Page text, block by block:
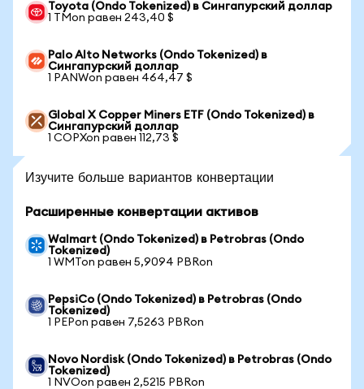
Toyota (Ondo Tokenized) в Сингапурский доллар
1 TMon равен 243,40 $
Palo Alto Networks (Ondo Tokenized) в
Сингапурский доллар
1 PANWon равен 464,47 $
Global X Copper Miners ETF (Ondo Tokenized) в
Сингапурский доллар
1 COPXon равен 112,73 $
Изучите больше вариантов конвертации
Расширенные конвертации активов
Walmart (Ondo Tokenized) в Petrobras (Ondo
Tokenized)
1 WMTon равен 5,9094 PBRon
PepsiCo (Ondo Tokenized) в Petrobras (Ondo
Tokenized)
1 PEPon равен 7,5263 PBRon
Novo Nordisk (Ondo Tokenized) в Petrobras (Ondo
Tokenized)
1 NVOon равен 2,5215 PBRon